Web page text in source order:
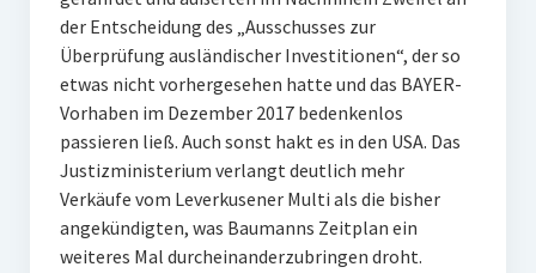
der Entscheidung des „Ausschusses zur
Überprüfung ausländischer Investitionen“, der so
etwas nicht vorhergesehen hatte und das BAYER-
Vorhaben im Dezember 2017 bedenkenlos
passieren ließ. Auch sonst hakt es in den USA. Das
Justizministerium verlangt deutlich mehr
Verkäufe vom Leverkusener Multi als die bisher
angekündigten, was Baumanns Zeitplan ein
weiteres Mal durcheinanderzubringen droht.